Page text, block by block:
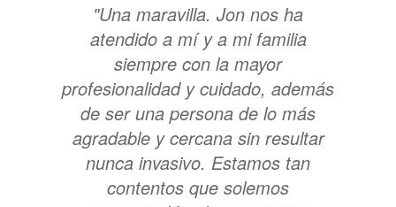
"Una maravilla. Jon nos ha
atendido a mí y a mi familia
siempre con la mayor
profesionalidad y cuidado, además
de ser una persona de lo más
agradable y cercana sin resultar
nunca invasivo. Estamos tan
contentos que solemos